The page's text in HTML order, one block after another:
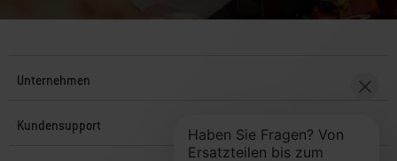
Unternehmen
Kundensupport